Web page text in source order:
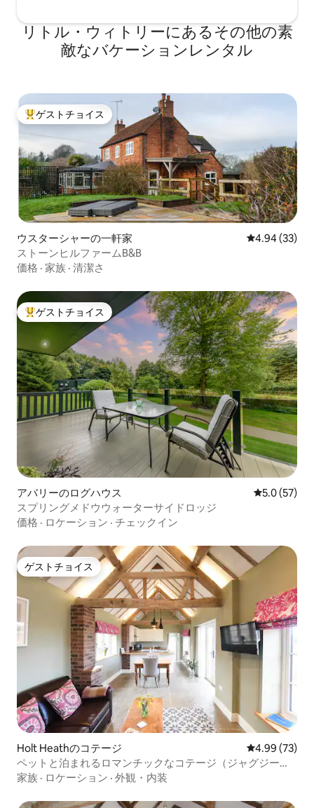
リトル・ウィトリーにあるその他の素
敵なバケーションレンタル
大好評のゲストチョイスです。
ゲストチョイス
ウスターシャーの一軒家 レビュー33
4.94 (33)
ストーンヒルファームB&B
価格 · 家族 · 清潔さ
大好評のゲストチョイスです。
ゲストチョイス
アバリーのログハウス レビュー57
5.0 (57)
スプリングメドウウォーターサイドロッジ
価格 · ロケーション · チェックイン
ゲストチョイス
ゲストチョイス
Holt Heathのコテージ レビュー73
4.99 (73)
ペットと泊まれるロマンチックなコテージ（ジャグジー付
き）
家族 · ロケーション · 外観・内装